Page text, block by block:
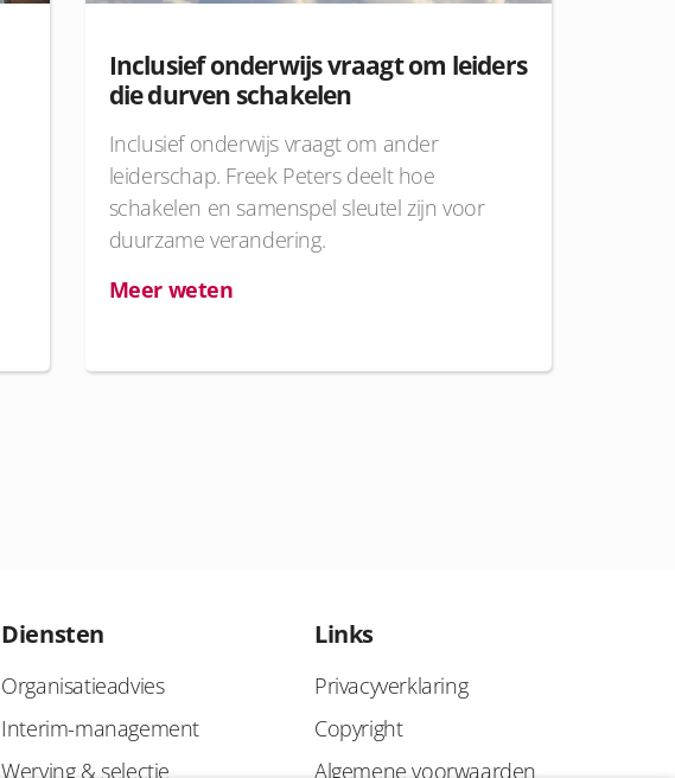
Inclusief onderwijs vraagt om leiders
die durven schakelen
Inclusief onderwijs vraagt om ander
leiderschap. Freek Peters deelt hoe
schakelen en samenspel sleutel zijn voor
duurzame verandering.
Meer weten
Diensten
Organisatieadvies
Interim-management
Werving & selectie
Links
Privacyverklaring
Copyright
Algemene voorwaarden